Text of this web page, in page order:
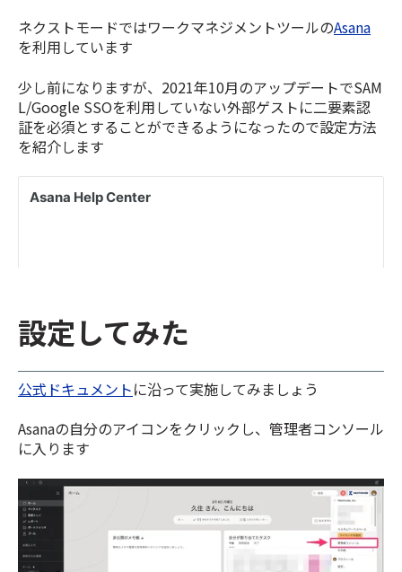
ネクストモードではワークマネジメントツールのAsana
を利用しています
少し前になりますが、2021年10月のアップデートでSAM
L/Google SSOを利用していない外部ゲストに二要素認
証を必須とすることができるようになったので設定方法
を紹介します
設定してみた
公式ドキュメントに沿って実施してみましょう
Asanaの自分のアイコンをクリックし、管理者コンソール
に入ります